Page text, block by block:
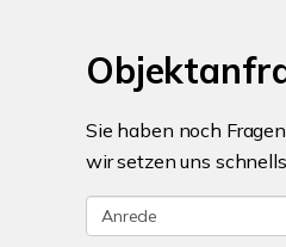
Sie haben noch
wir setzen uns